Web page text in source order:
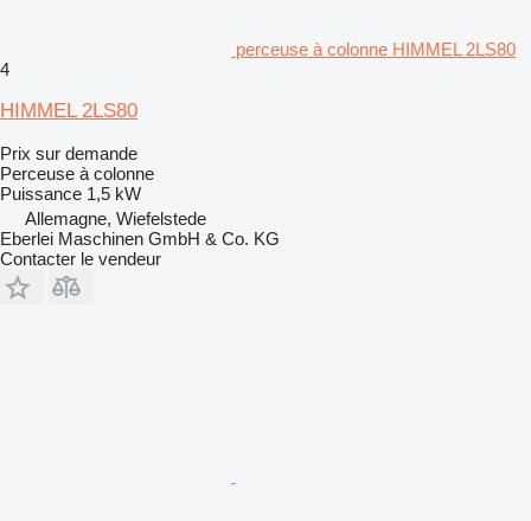
perceuse à colonne HIMMEL 2LS80
4
HIMMEL 2LS80
Prix sur demande
Perceuse à colonne
Puissance 1,5 kW
Allemagne, Wiefelstede
Eberlei Maschinen GmbH & Co. KG
Contacter le vendeur